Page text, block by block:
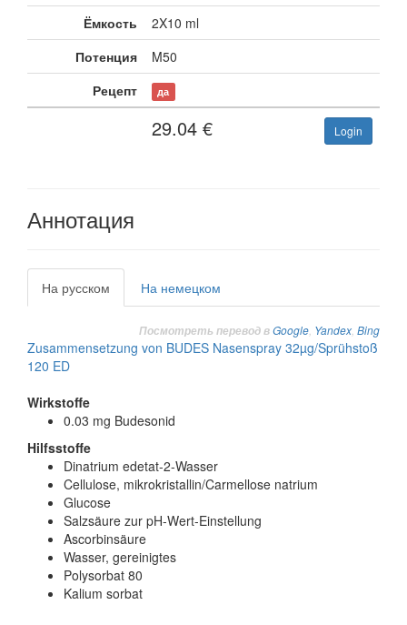
Ёмкость
2X10 ml
Потенция
M50
Рецепт
да
29.04 € Login
Аннотация
На русском На немецком
Посмотреть перевод вGoogle Yandex Bing
Zusammensetzung von BUDES Nasenspray 32µg/Sprühstoß
120 ED
Wirkstoffe
0.03 mg Budesonid
Hilfsstoffe
Dinatrium edetat-2-Wasser
Cellulose, mikrokristallin/Carmellose natrium
Glucose
Salzsäure zur pH-Wert-Einstellung
Ascorbinsäure
Wasser, gereinigtes
Polysorbat 80
Kalium sorbat